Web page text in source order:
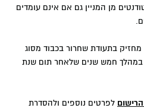
מן המניין גם אם אינם עומדים
בתעודת שחרור בכבוד מסוג
במהלך חמש שנים שלאחר תום שנת
לפרטים נוספים ולהסדרת